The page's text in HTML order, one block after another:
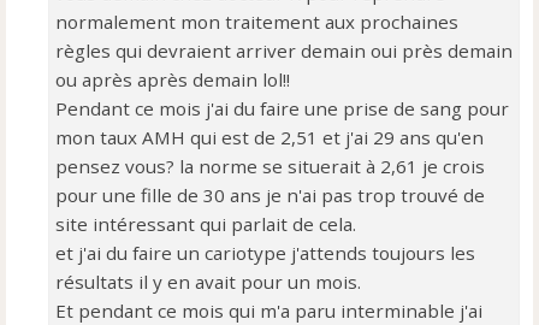
normalement mon traitement aux prochaines
règles qui devraient arriver demain oui près demain
ou après après demain lol!!
Pendant ce mois j'ai du faire une prise de sang pour
mon taux AMH qui est de 2,51 et j'ai 29 ans qu'en
pensez vous? la norme se situerait à 2,61 je crois
pour une fille de 30 ans je n'ai pas trop trouvé de
site intéressant qui parlait de cela.
et j'ai du faire un cariotype j'attends toujours les
résultats il y en avait pour un mois.
Et pendant ce mois qui m'a paru interminable j'ai